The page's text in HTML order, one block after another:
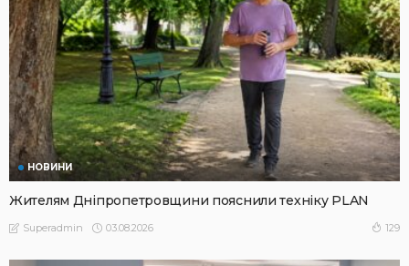
НОВИНИ
Жителям Дніпропетровщини пояснили техніку PLAN
Superadmin 03.08.2026 129